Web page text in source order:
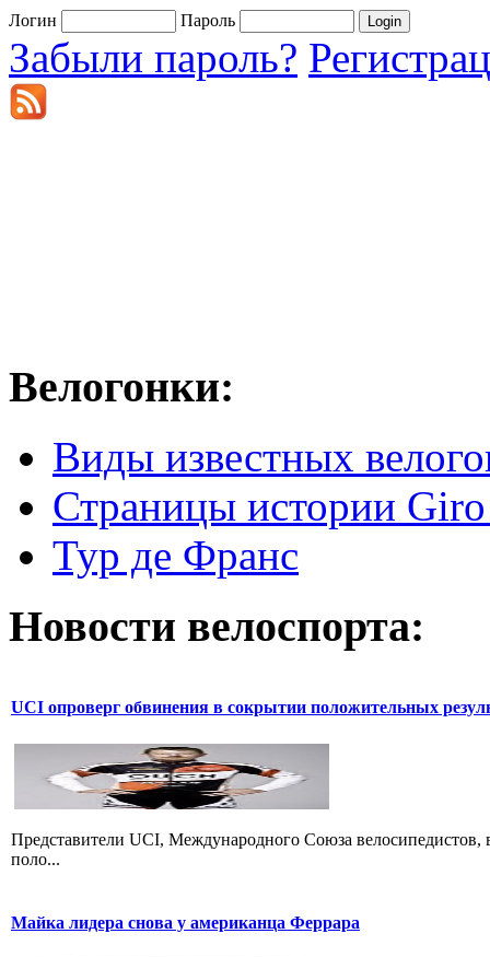
Логин Пароль
Забыли пароль?
Велогонки:
Виды известных
Страницы истории
Тур де Франс
Новости велоспорта:
UCI опроверг обвинения в сокрытии положительных
Представители UCI, Международного Союза
поло...
Майка лидера снова у американца Феррара